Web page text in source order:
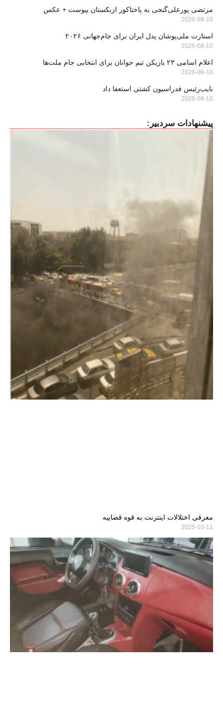
مرتضی پورعلی‌گنجی به پاختاکور ازبکستان پیوست + عکس
2026-08-10
استارت ملی‌پوشان پدل ایران برای جام‌جهانی ۲۰۲۶
2026-08-10
اعلام اسامی ۲۳ بازیکن تیم جوانان برای انتخابی جام ملت‌ها
2026-08-10
نایب‌رئیس فدراسیون کشتی استعفا داد
2026-08-10
پیشنهادات سردبیر:
معرفی اختلالات اینترنت به قوه قضاییه
2025-10-11